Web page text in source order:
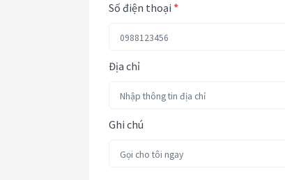
Số điện thoại *
Địa chỉ
Ghi chú